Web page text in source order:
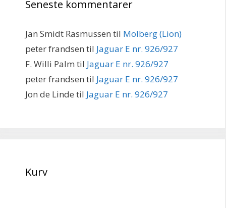
Seneste kommentarer
Jan Smidt Rasmussen til Molberg (Lion)
peter frandsen til Jaguar E nr. 926/927
F. Willi Palm til Jaguar E nr. 926/927
peter frandsen til Jaguar E nr. 926/927
Jon de Linde til Jaguar E nr. 926/927
Kurv